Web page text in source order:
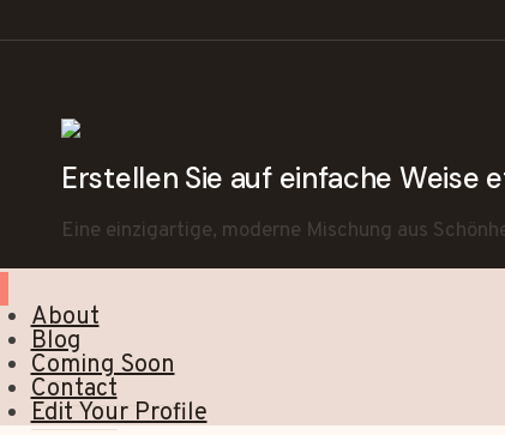
Erstellen Sie auf einfache Weise
Eine einzigartige, moderne Mischung aus
About
Blog
Coming Soon
Contact
Edit Your Profile